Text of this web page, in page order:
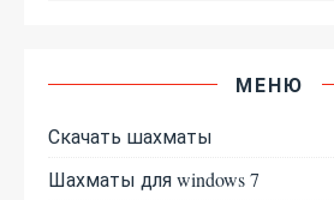
МЕНЮ
Скачать шахматы
Шахматы для windows 7